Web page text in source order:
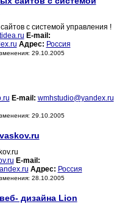
с системой управления !
E-mail:
Адрес: Россия
29.10.2005
E-mail: wmhstudio@yandex.ru
29.10.2005
E-mail:
Адрес: Россия
28.10.2005
дизайна Lion